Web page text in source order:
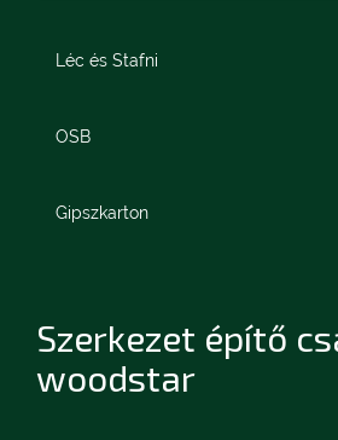
Léc és Stafni
OSB
Gipszkarton
Szerkezet építő
woodstar